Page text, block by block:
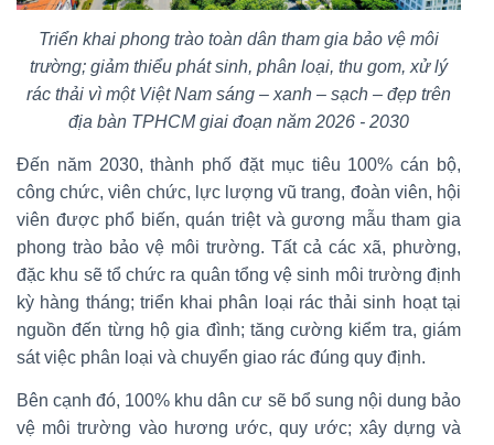
Triển khai phong trào toàn dân tham gia bảo vệ môi
trường; giảm thiểu phát sinh, phân loại, thu gom, xử lý
rác thải vì một Việt Nam sáng – xanh – sạch – đẹp trên
địa bàn TPHCM giai đoạn năm 2026 - 2030
Đến năm 2030, thành phố đặt mục tiêu 100% cán bộ,
công chức, viên chức, lực lượng vũ trang, đoàn viên, hội
viên được phổ biến, quán triệt và gương mẫu tham gia
phong trào bảo vệ môi trường. Tất cả các xã, phường,
đặc khu sẽ tổ chức ra quân tổng vệ sinh môi trường định
kỳ hàng tháng; triển khai phân loại rác thải sinh hoạt tại
nguồn đến từng hộ gia đình; tăng cường kiểm tra, giám
sát việc phân loại và chuyển giao rác đúng quy định.
Bên cạnh đó, 100% khu dân cư sẽ bổ sung nội dung bảo
vệ môi trường vào hương ước, quy ước; xây dựng và